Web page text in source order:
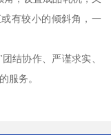
有较小的倾斜角，一
结协作、严谨求实、
服务。